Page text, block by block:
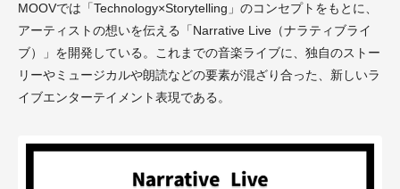
MOOVでは「Technology×Storytelling」のコンセプトをもとに、
アーティストの想いを伝える「Narrative Live（ナラティブライ
ブ）」を開発している。これまでの音楽ライブに、独自のストー
リーやミュージカルや朗読などの要素が混ざり合った、新しいラ
イブエンターテイメント表現である。